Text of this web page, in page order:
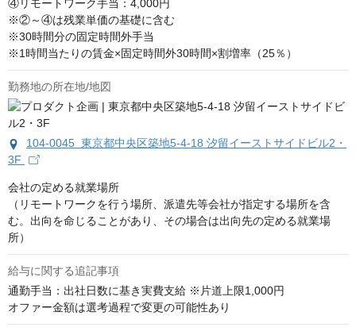
④リモートワーク手当：4,000円
※②～④は残業単価の基礎に含む
※30時間分の固定時間外手当
※1時間当たりの賃金×固定時間外30時間×割増率（25％）
勤務地の所在地/地図
104-0045 東京都中央区築地5-4-18 汐留イーストサイドビル2・
3F
会社の定める就業場所
（リモートワークを行う場所、派遣先等会社が指定する場所を含
む。出向を命じることがあり、その場合は出向先の定める就業場
所）
給与に関する追記事項
通勤手当：出社日数に基き実費支給 ※片道上限1,000円
オファー金額は選考過程で変更の可能性あり